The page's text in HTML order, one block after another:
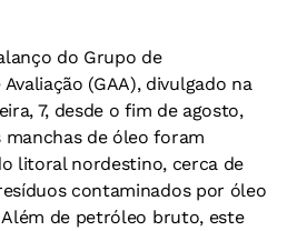
do Grupo de
(GAA), divulgado na
7, desde o fim de agosto,
de óleo foram
litoral nordestino, cerca de
contaminados por óleo
de petróleo bruto, este